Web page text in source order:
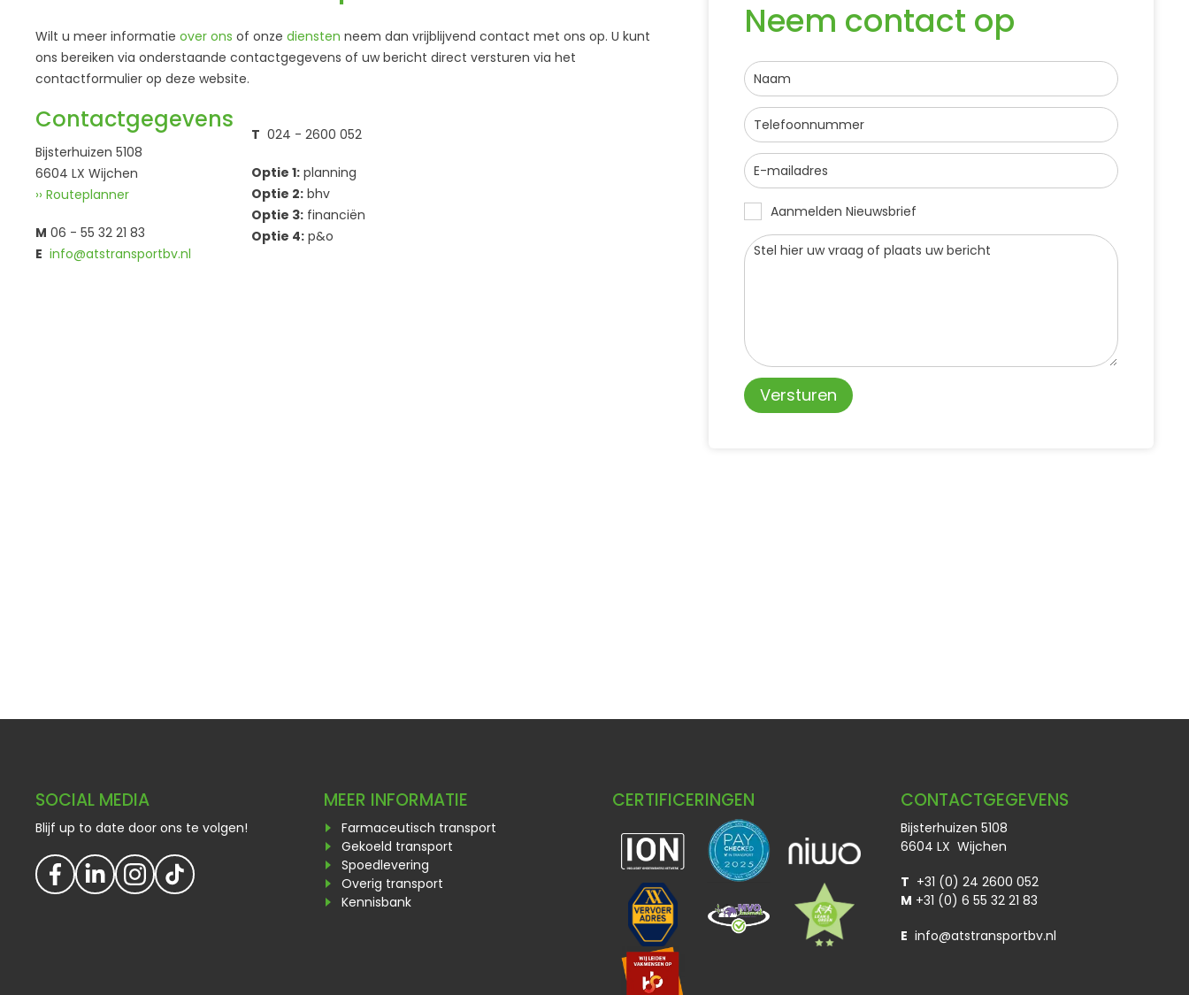
Wilt u meer informatie over ons of onze diensten neem dan vrijblijvend contact met ons op. U kunt
ons bereiken via onderstaande contactgegevens of uw bericht direct versturen via het
contactformulier op deze website.
Contactgegevens
Bijsterhuizen 5108
6604 LX Wijchen
›› Routeplanner
M 06 - 55 32 21 83
E info@atstransportbv.nl
T 024 - 2600 052
Optie 1: planning
Optie 2: bhv
Optie 3: financiën
Optie 4: p&o
Neem contact op
Aanmelden Nieuwsbrief
Versturen
SOCIAL MEDIA
Blijf up to date door ons te volgen!
MEER INFORMATIE
Farmaceutisch transport
Gekoeld transport
Spoedlevering
Overig transport
Kennisbank
CERTIFICERINGEN CONTACTGEGEVENS
Bijsterhuizen 5108
6604 LX Wijchen
T +31 (0) 24 2600 052
M +31 (0) 6 55 32 21 83
E info@atstransportbv.nl